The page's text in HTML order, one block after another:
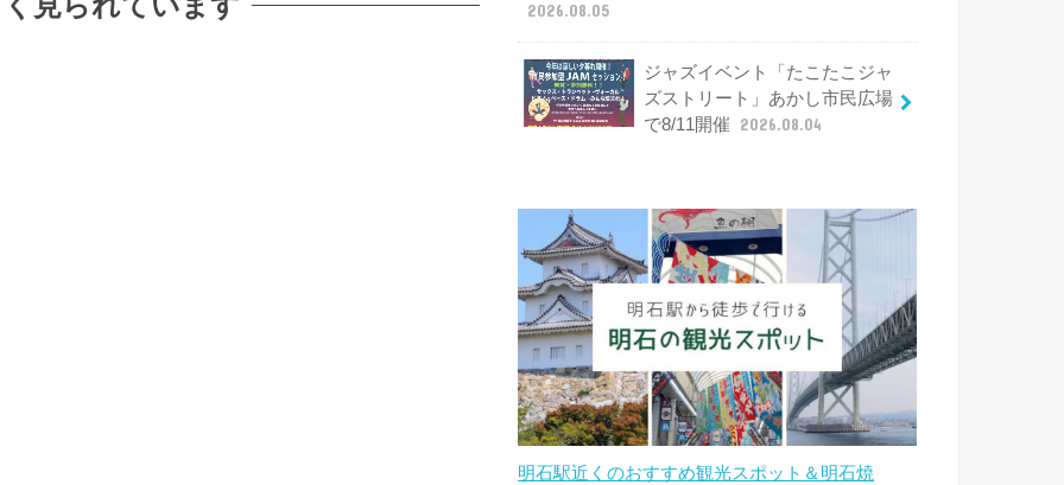
2026.08.05
ジャズイベント「たこたこジャ
ズストリート」あかし市民広場
で8/11開催
2026.08.04
明石駅近くのおすすめ観光スポット＆明石焼